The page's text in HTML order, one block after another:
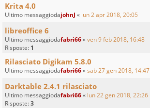
Krita 4.0
Ultimo messaggiodajohnJ « lun 2 apr 2018, 20:05
libreoffice 6
Ultimo messaggiodafabri66«ven 9 feb 2018, 16:48
Risposte: 1
Rilasciato Digikam 5.8.0
Ultimo messaggiodafabri66«sab 27 gen 2018, 14:47
Darktable 2.4.1 rilasciato
Ultimo messaggiodafabri66« lun 22 gen 2018, 22:26
Risposte:3